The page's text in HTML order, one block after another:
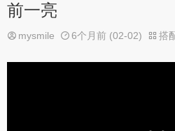
前一亮
mysmile 6个月前 (02-02) 搭